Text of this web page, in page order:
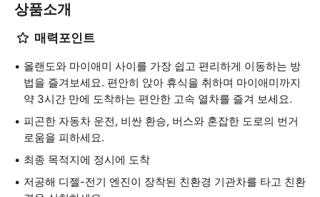
상품소개
매력포인트
올랜도와 마이애미 사이를 가장 쉽고 편리하게 이동하는 방
법을 즐겨보세요. 편안히 앉아 휴식을 취하며 마이애미까지
약 3시간 만에 도착하는 편안한 고속 열차를 즐겨 보세요.
피곤한 자동차 운전, 비싼 환승, 버스와 혼잡한 도로의 번거
로움을 피하세요.
최종 목적지에 정시에 도착
저공해 디젤-전기 엔진이 장착된 친환경 기관차를 타고 친환